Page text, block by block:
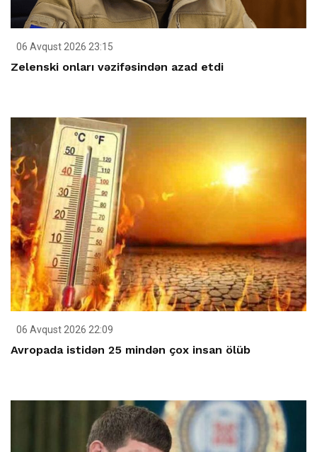
06 Avqust 2026 23:15
Zelenski onları vəzifəsindən azad etdi
06 Avqust 2026 22:09
Avropada istidən 25 mindən çox insan ölüb